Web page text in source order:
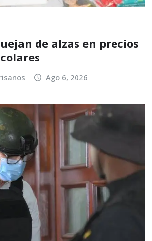
de alzas en precios
Ago 6, 2026